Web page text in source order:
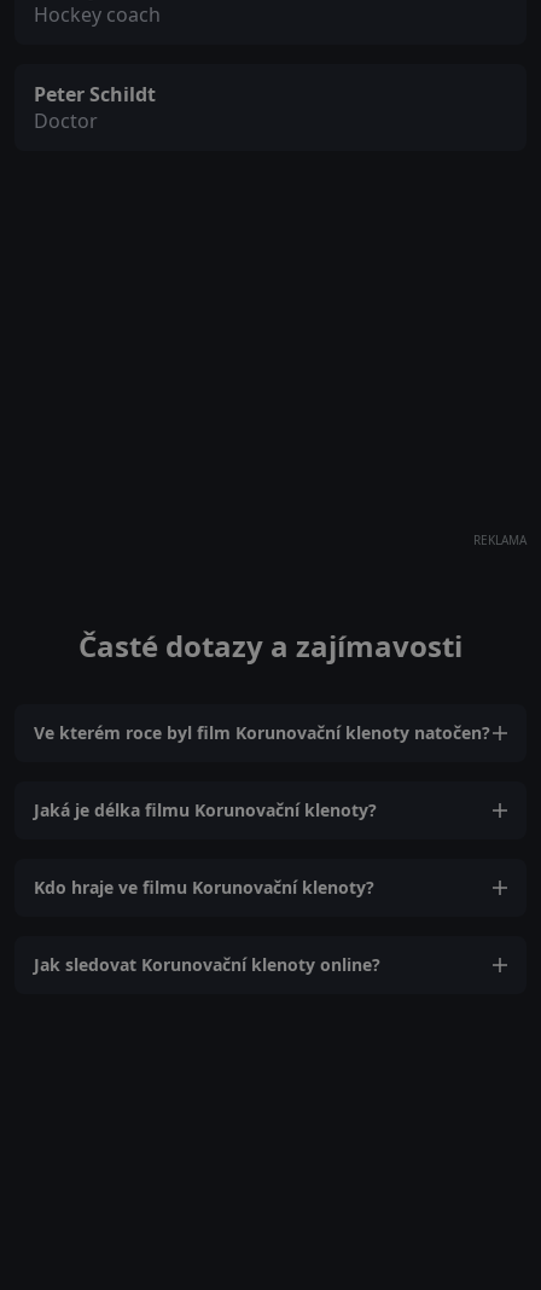
Hockey coach
Peter Schildt
Doctor
REKLAMA
Časté dotazy a zajímavosti
Ve kterém roce byl film Korunovační klenoty natočen?
Jaká je délka filmu Korunovační klenoty?
Kdo hraje ve filmu Korunovační klenoty?
Jak sledovat Korunovační klenoty online?